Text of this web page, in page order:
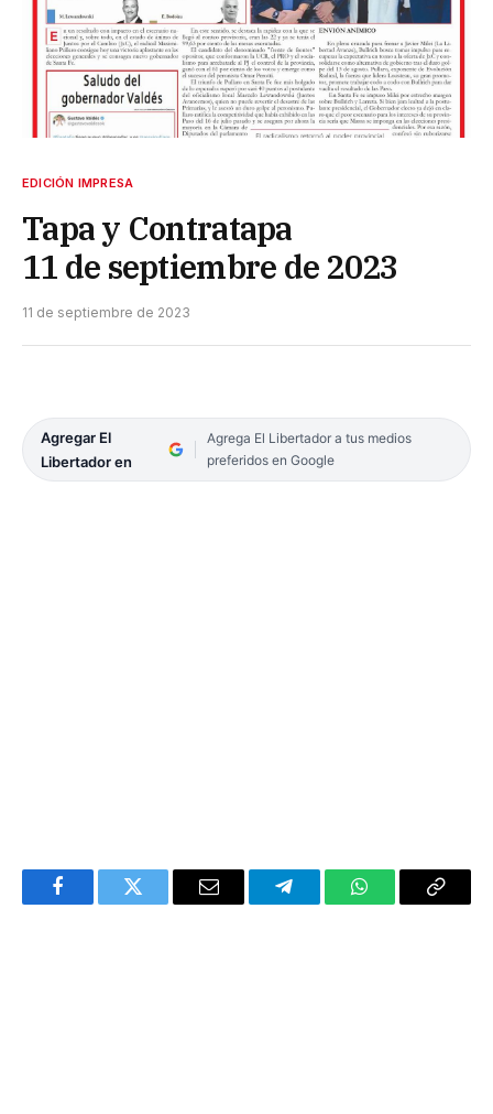
EDICIÓN IMPRESA
Tapa y Contratapa
11 de septiembre de 2023
11 de septiembre de 2023
Agregar El
Libertador en
Agrega El Libertador a tus medios
preferidos en Google
FacebookTwitter Email TelegramWhatsAppCopy